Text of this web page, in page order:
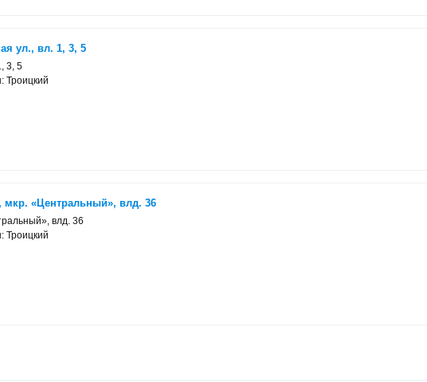
ул., вл. 1, 3, 5
3, 5
Троицкий
«Центральный», влд. 36
влд. 36
Троицкий